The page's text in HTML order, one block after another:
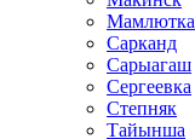
Мамлютка
Сарканд
Сарыагаш
Сергеевка
Степняк
Тайынша